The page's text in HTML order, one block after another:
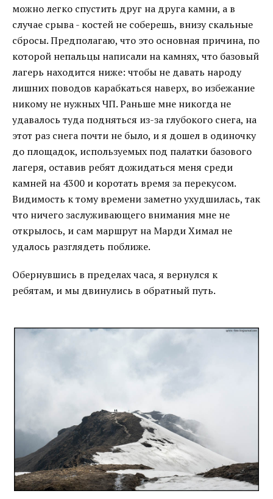
можно легко спустить друг на друга камни, а в
случае срыва - костей не соберешь, внизу скальные
сбросы. Предполагаю, что это основная причина, по
которой непальцы написали на камнях, что базовый
лагерь находится ниже: чтобы не давать народу
лишних поводов карабкаться наверх, во избежание
никому не нужных ЧП. Раньше мне никогда не
удавалось туда подняться из-за глубокого снега, на
этот раз снега почти не было, и я дошел в одиночку
до площадок, используемых под палатки базового
лагеря, оставив ребят дожидаться меня среди
камней на 4300 и коротать время за перекусом.
Видимость к тому времени заметно ухудшилась, так
что ничего заслуживающего внимания мне не
открылось, и сам маршрут на Марди Химал не
удалось разглядеть поближе.
Обернувшись в пределах часа, я вернулся к
ребятам, и мы двинулись в обратный путь.